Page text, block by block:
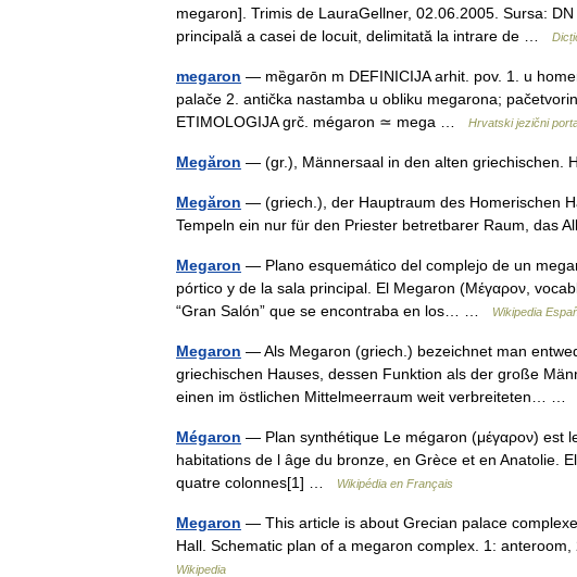
megaron]. Trimis de LauraGellner, 02.06.2005. Sursa:
principală a casei de locuit, delimitată la intrare de …
megaron — mȅgarōn m DEFINICIJA arhit. pov. 1. u
palače 2. antička nastamba u obliku megarona;
ETIMOLOGIJA grč. mégaron ≃ mega …
Hrvatski jezični
Megăron — (gr.), Männersaal in den alten griechischen.
Megăron — (griech.), der Hauptraum des Homerischen
Tempeln ein nur für den Priester betretbarer Raum, das
Megaron — Plano esquemático del complejo de un
pórtico y de la sala principal. El Megaron (Μέγαρον,
“Gran Salón” que se encontraba en los… …
Wikipedia
Megaron — Als Megaron (griech.) bezeichnet man
griechischen Hauses, dessen Funktion als der große
einen im östlichen Mittelmeerraum weit verbreiteten… …
Mégaron — Plan synthétique Le mégaron (μέγαρον) est
habitations de l âge du bronze, en Grèce et en Anatolie.
quatre colonnes[1] …
Wikipédia en Français
Megaron — This article is about Grecian palace
Hall. Schematic plan of a megaron complex. 1:
Wikipedia